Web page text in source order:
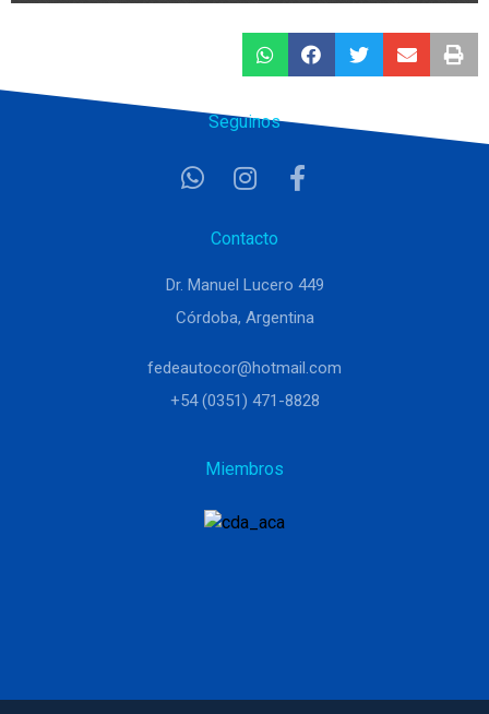
Seguinos
Contacto
Dr. Manuel Lucero 449
Córdoba, Argentina
fedeautocor@hotmail.com
+54 (0351) 471-8828
Miembros